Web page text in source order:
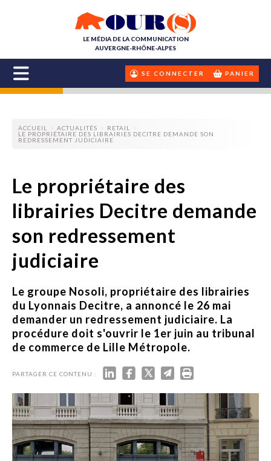
LE MÉDIA DE LA COMMUNICATION
AUVERGNE-RHÔNE-ALPES
SE CONNECTER PANIER
ACCUEIL ACTUALITÉS
RETAIL
LE PROPRIÉTAIRE DES LIBRAIRIES DECITRE DEMANDE SON
REDRESSEMENT JUDICIAIRE
Le propriétaire des
librairies Decitre demande
son redressement
judiciaire
Le groupe Nosoli, propriétaire des librairies
du Lyonnais Decitre, a annoncé le 26 mai
demander un redressement judiciaire. La
procédure doit s'ouvrir le 1er juin au tribunal
de commerce de Lille Métropole.
PARTAGER CE CONTENU :